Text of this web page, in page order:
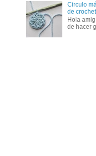
Circulo
de
Hola
de hacer